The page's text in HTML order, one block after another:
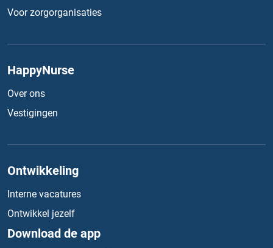
Voor zorgorganisaties
HappyNurse
Over ons
Vestigingen
Ontwikkeling
Interne vacatures
Ontwikkel jezelf
Download de app